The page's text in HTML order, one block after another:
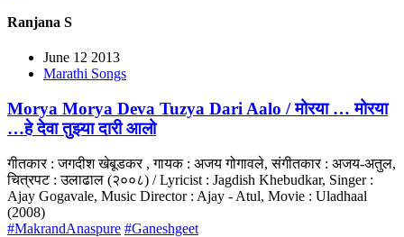
Ranjana S
June 12 2013
Marathi Songs
Morya Morya Deva Tuzya Dari Aalo / मोरया … मोरया
…हे देवा तुझ्या दारी आलो
गीतकार : जगदीश खेबूडकर , गायक : अजय गोगावले, संगीतकार : अजय-अतुल,
चित्रपट : उलाढाल (२००८) / Lyricist : Jagdish Khebudkar, Singer :
Ajay Gogavale, Music Director : Ajay - Atul, Movie : Uladhaal
(2008)
#MakrandAnaspure #Ganeshgeet